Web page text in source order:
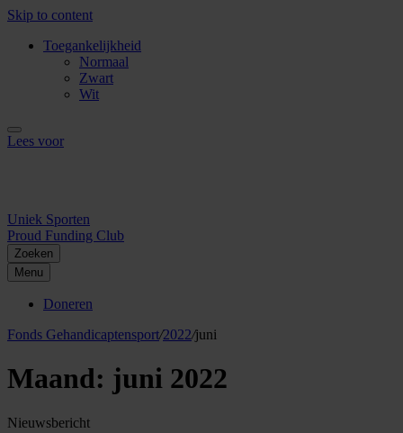
Skip to content
Toegankelijkheid
Normaal
Zwart
Wit
Lees voor
Uniek Sporten
Proud Funding Club
Zoeken
Menu
Doneren
Fonds Gehandicaptensport/2022/juni
Maand: juni 2022
Nieuwsbericht